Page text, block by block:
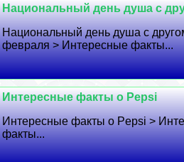
Национальный день душа с
Национальный день душа с
февраля > Интересные факты...
Интересные факты о Pepsi
Интересные факты о Pepsi >
факты...